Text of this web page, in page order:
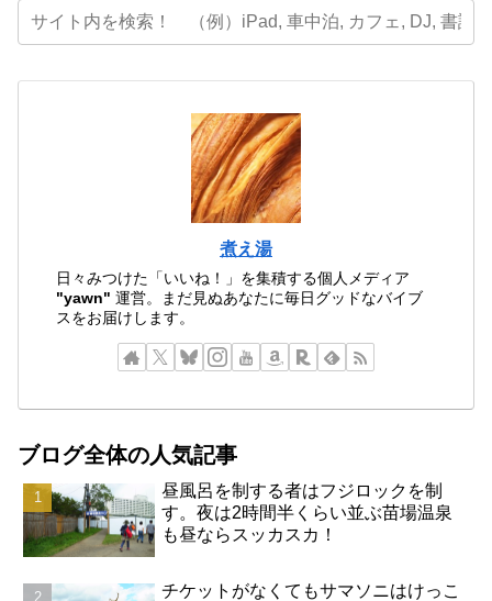
煮え湯
日々みつけた「いいね！」を集積する個人メディア
"yawn" 運営。まだ見ぬあなたに毎日グッドなバイブ
スをお届けします。
ブログ全体の人気記事
昼風呂を制する者はフジロックを制
す。夜は2時間半くらい並ぶ苗場温泉
も昼ならスッカスカ！
チケットがなくてもサマソニはけっこ